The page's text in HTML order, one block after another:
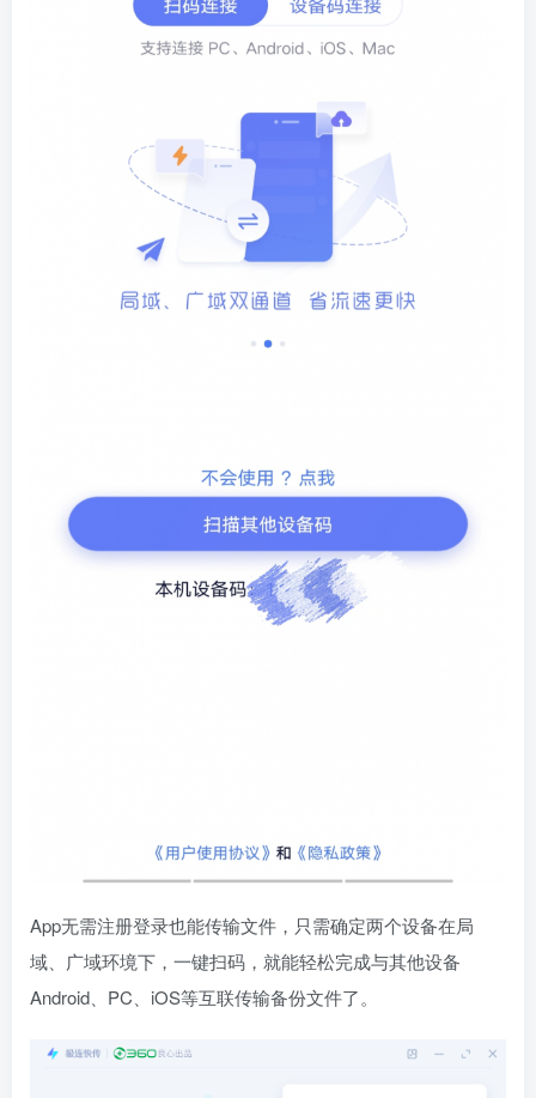
App无需注册登录也能传输文件，只需确定两个设备在局
域、广域环境下，一键扫码，就能轻松完成与其他设备
Android、PC、iOS等互联传输备份文件了。